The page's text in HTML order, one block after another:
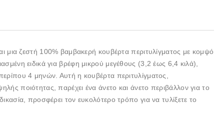
μια ζεστή 100% βαμβακερή κουβέρτα περιτυλίγματος με κομψό
ειδικά για βρέφη μικρού μεγέθους (3,2 έως 6,4 κιλά),
4 μηνών. Αυτή η κουβέρτα περιτυλίγματος,
ποιότητας, παρέχει ένα άνετο και άνετο περιβάλλον για το
προσφέρει τον ευκολότερο τρόπο για να τυλίξετε το